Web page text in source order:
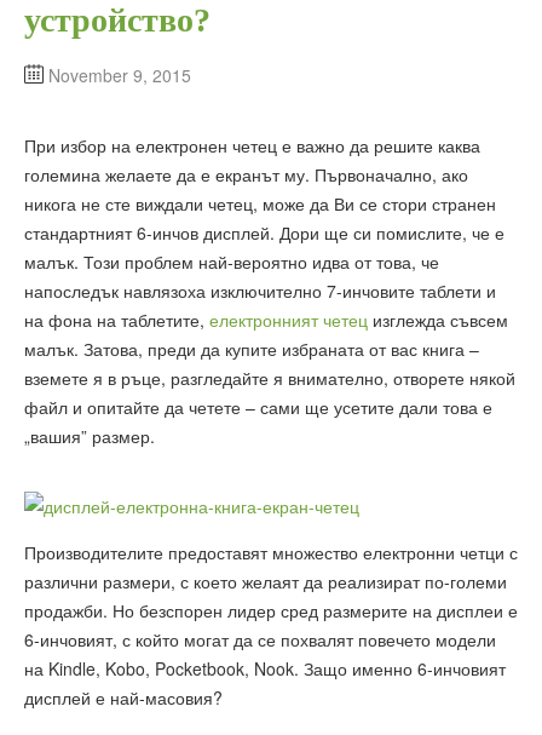
устройство?
November 9, 2015
При избор на електронен четец е важно да решите каква
големина желаете да е екранът му. Първоначално, ако
никога не сте виждали четец, може да Ви се стори странен
стандартният 6-инчов дисплей. Дори ще си помислите, че е
малък. Този проблем най-вероятно идва от това, че
напоследък навлязоха изключително 7-инчовите таблети и
на фона на таблетите, електронният четец изглежда съвсем
малък. Затова, преди да купите избраната от вас книга –
вземете я в ръце, разгледайте я внимателно, отворете някой
файл и опитайте да четете – сами ще усетите дали това е
„вашия” размер.
Производителите предоставят множество електронни четци с
различни размери, с което желаят да реализират по-големи
продажби. Но безспорен лидер сред размерите на дисплеи е
6-инчовият, с който могат да се похвалят повечето модели
на Kindle, Kobo, Pocketbook, Nook. Защо именно 6-инчовият
дисплей е най-масовия?